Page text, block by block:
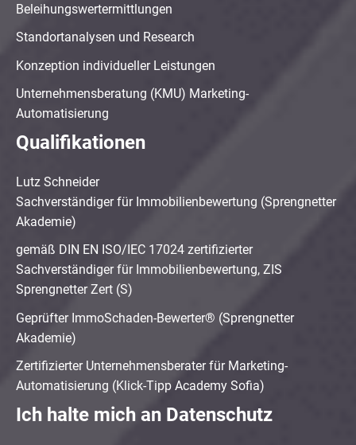
Beleihungswertermittlungen
Standortanalysen und Research
Konzeption individueller Leistungen
Unternehmensberatung (KMU) Marketing-
Automatisierung
Qualifikationen
Lutz Schneider
Sachverständiger für Immobilienbewertung (Sprengnetter
Akademie)
gemäß DIN EN ISO/IEC 17024 zertifizierter
Sachverständiger für Immobilienbewertung, ZIS
Sprengnetter Zert (S)
Geprüfter ImmoSchaden-Bewerter® (Sprengnetter
Akademie)
Zertifizierter Unternehmensberater für Marketing-
Automatisierung (Klick-Tipp Academy Sofia)
Ich halte mich an Datenschutz